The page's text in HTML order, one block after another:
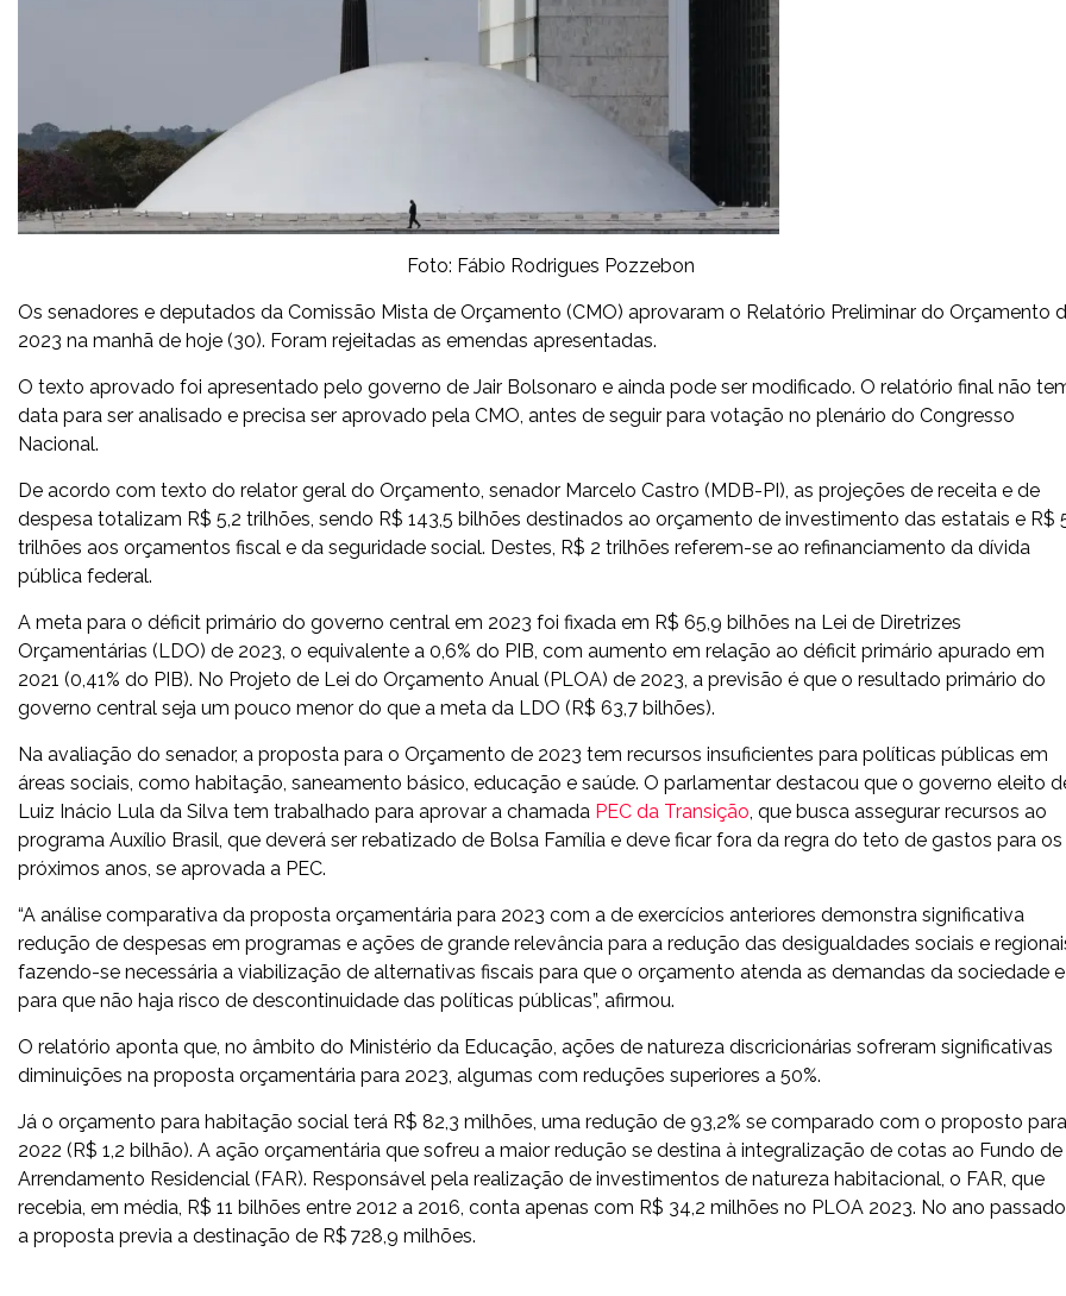
Foto: Fábio Rodrigues Pozzebon
Os senadores e deputados da Comissão Mista de Orçamento (CMO) aprovaram o Relatório Preliminar do Orçamento
2023 na manhã de hoje (30). Foram rejeitadas as emendas apresentadas.
O texto aprovado foi apresentado pelo governo de Jair Bolsonaro e ainda pode ser modificado. O relatório final não
data para ser analisado e precisa ser aprovado pela CMO, antes de seguir para votação no plenário do Congresso
Nacional.
De acordo com texto do relator geral do Orçamento, senador Marcelo Castro (MDB-PI), as projeções de receita e de
despesa totalizam R$ 5,2 trilhões, sendo R$ 143,5 bilhões destinados ao orçamento de investimento das estatais e R$
trilhões aos orçamentos fiscal e da seguridade social. Destes, R$ 2 trilhões referem-se ao refinanciamento da dívida
pública federal.
A meta para o déficit primário do governo central em 2023 foi fixada em R$ 65,9 bilhões na Lei de Diretrizes
Orçamentárias (LDO) de 2023, o equivalente a 0,6% do PIB, com aumento em relação ao déficit primário apurado em
2021 (0,41% do PIB). No Projeto de Lei do Orçamento Anual (PLOA) de 2023, a previsão é que o resultado primário do
governo central seja um pouco menor do que a meta da LDO (R$ 63,7 bilhões).
Na avaliação do senador, a proposta para o Orçamento de 2023 tem recursos insuficientes para políticas públicas em
áreas sociais, como habitação, saneamento básico, educação e saúde. O parlamentar destacou que o governo eleito
Luiz Inácio Lula da Silva tem trabalhado para aprovar a chamada PEC da Transição , que busca assegurar recursos ao
programa Auxílio Brasil, que deverá ser rebatizado de Bolsa Família e deve ficar fora da regra do teto de gastos para os
próximos anos, se aprovada a PEC.
“A análise comparativa da proposta orçamentária para 2023 com a de exercícios anteriores demonstra significativa
redução de despesas em programas e ações de grande relevância para a redução das desigualdades sociais e
fazendo-se necessária a viabilização de alternativas fiscais para que o orçamento atenda as demandas da sociedade e
para que não haja risco de descontinuidade das políticas públicas”, afirmou.
O relatório aponta que, no âmbito do Ministério da Educação, ações de natureza discricionárias sofreram significativas
diminuições na proposta orçamentária para 2023, algumas com reduções superiores a 50%.
Já o orçamento para habitação social terá R$ 82,3 milhões, uma redução de 93,2% se comparado com o proposto para
2022 (R$ 1,2 bilhão). A ação orçamentária que sofreu a maior redução se destina à integralização de cotas ao Fundo de
Arrendamento Residencial (FAR). Responsável pela realização de investimentos de natureza habitacional, o FAR, que
recebia, em média, R$ 11 bilhões entre 2012 a 2016, conta apenas com R$ 34,2 milhões no PLOA 2023. No ano
a proposta previa a destinação de R$ 728,9 milhões.